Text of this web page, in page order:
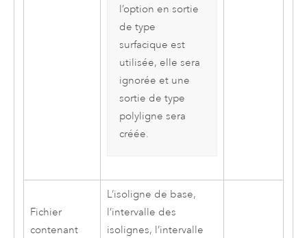
l’option en sortie
de type
surfacique est
utilisée, elle sera
ignorée et une
sortie de type
polyligne sera
créée.
Fichier
contenant
L’isoligne de base,
l’intervalle des
isolignes, l’intervalle